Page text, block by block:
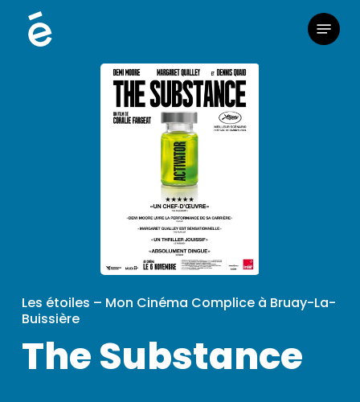
Menu
Les étoiles – Mon Cinéma Complice à Bruay-La-
Buissière
The Substance